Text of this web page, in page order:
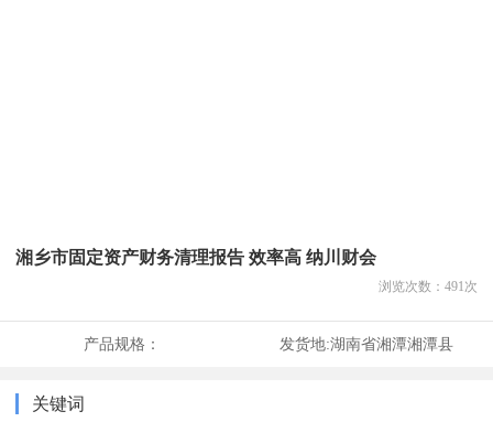
湘乡市固定资产财务清理报告 效率高 纳川财会
浏览次数： 491次
产品规格： 发货地:湖南省湘潭湘潭县
关键词